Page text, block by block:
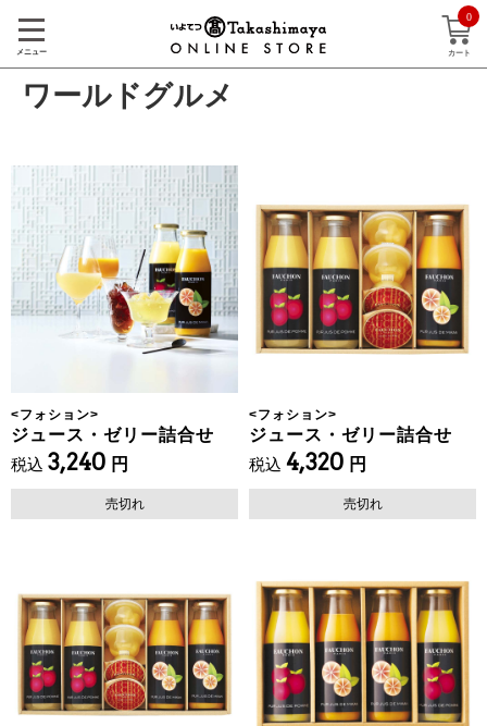
メニュー
0
カート
ワールドグルメ
<フォション>
ジュース・ゼリー詰合せ
税込 3,240 円
売切れ
<フォション>
ジュース・ゼリー詰合せ
税込 4,320 円
売切れ